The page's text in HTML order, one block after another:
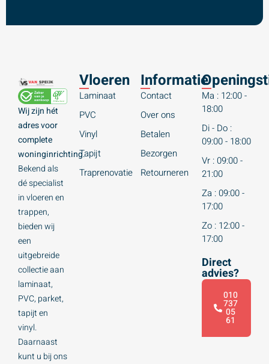
Wij zijn hét
adres voor
complete
woninginrichting.
Bekend als
dé specialist
in vloeren en
trappen,
bieden wij
een
uitgebreide
collectie aan
laminaat,
PVC, parket,
tapijt en
vinyl.
Daarnaast
kunt u bij ons
Vloeren
Laminaat
PVC
Vinyl
Tapijt
Traprenovatie
Informatie
Contact
Over ons
Betalen
Bezorgen
Retourneren
Ma : 12:00 -
18:00
Di - Do :
09:00 - 18:00
Vr : 09:00 -
21:00
Za : 09:00 -
17:00
Zo : 12:00 -
17:00
Direct
advies?
010
737
05
61